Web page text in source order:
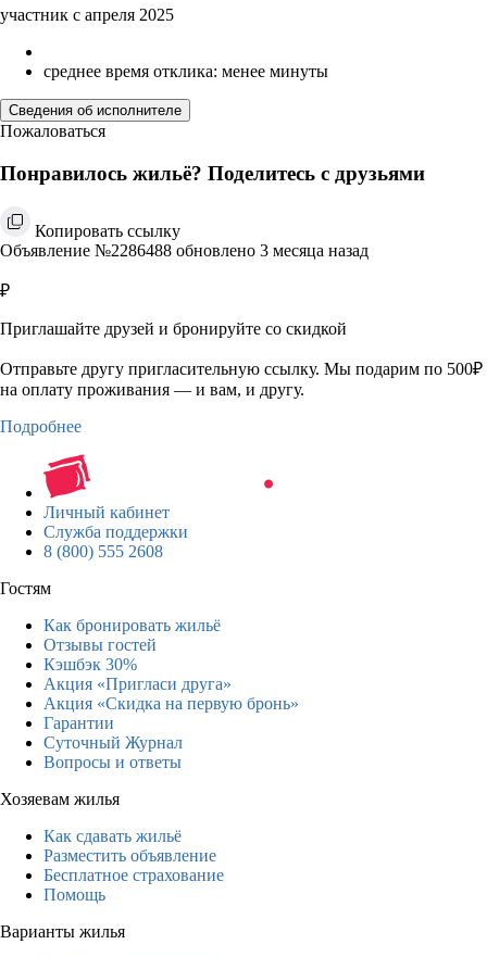
участник с апреля 2025
среднее время отклика: менее минуты
Сведения об исполнителе
Пожаловаться
Понравилось жильё? Поделитесь с друзьями
Копировать ссылку
Объявление №2286488 обновлено 3 месяца назад
₽
Приглашайте друзей и бронируйте со скидкой
Отправьте другу пригласительную ссылку. Мы подарим по 500₽
на оплату проживания — и вам, и другу.
Подробнее
Личный кабинет
Служба поддержки
8 (800) 555 2608
Гостям
Как бронировать жильё
Отзывы гостей
Кэшбэк 30%
Акция «Пригласи друга»
Акция «Скидка на первую бронь»
Гарантии
Суточный Журнал
Вопросы и ответы
Хозяевам жилья
Как сдавать жильё
Разместить объявление
Бесплатное страхование
Помощь
Варианты жилья